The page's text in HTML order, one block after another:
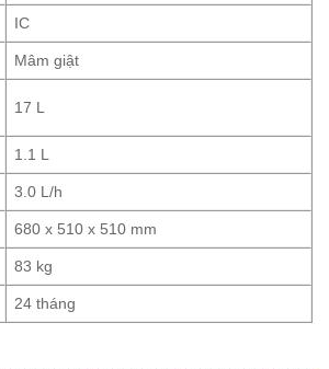
IC
Mâm giật
17 L
1.1 L
3.0 L/h
680 x 510 x 510 mm
83 kg
24 tháng